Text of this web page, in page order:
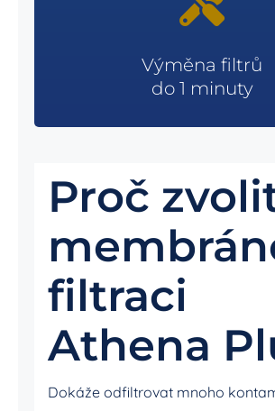
Výměna filtrů
do 1 minuty
Proč
filtraci
Athena
Dokáže odfiltrovat mnoho